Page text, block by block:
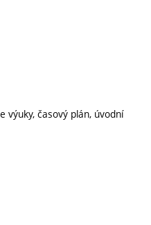
výuky, časový plán, úvodní